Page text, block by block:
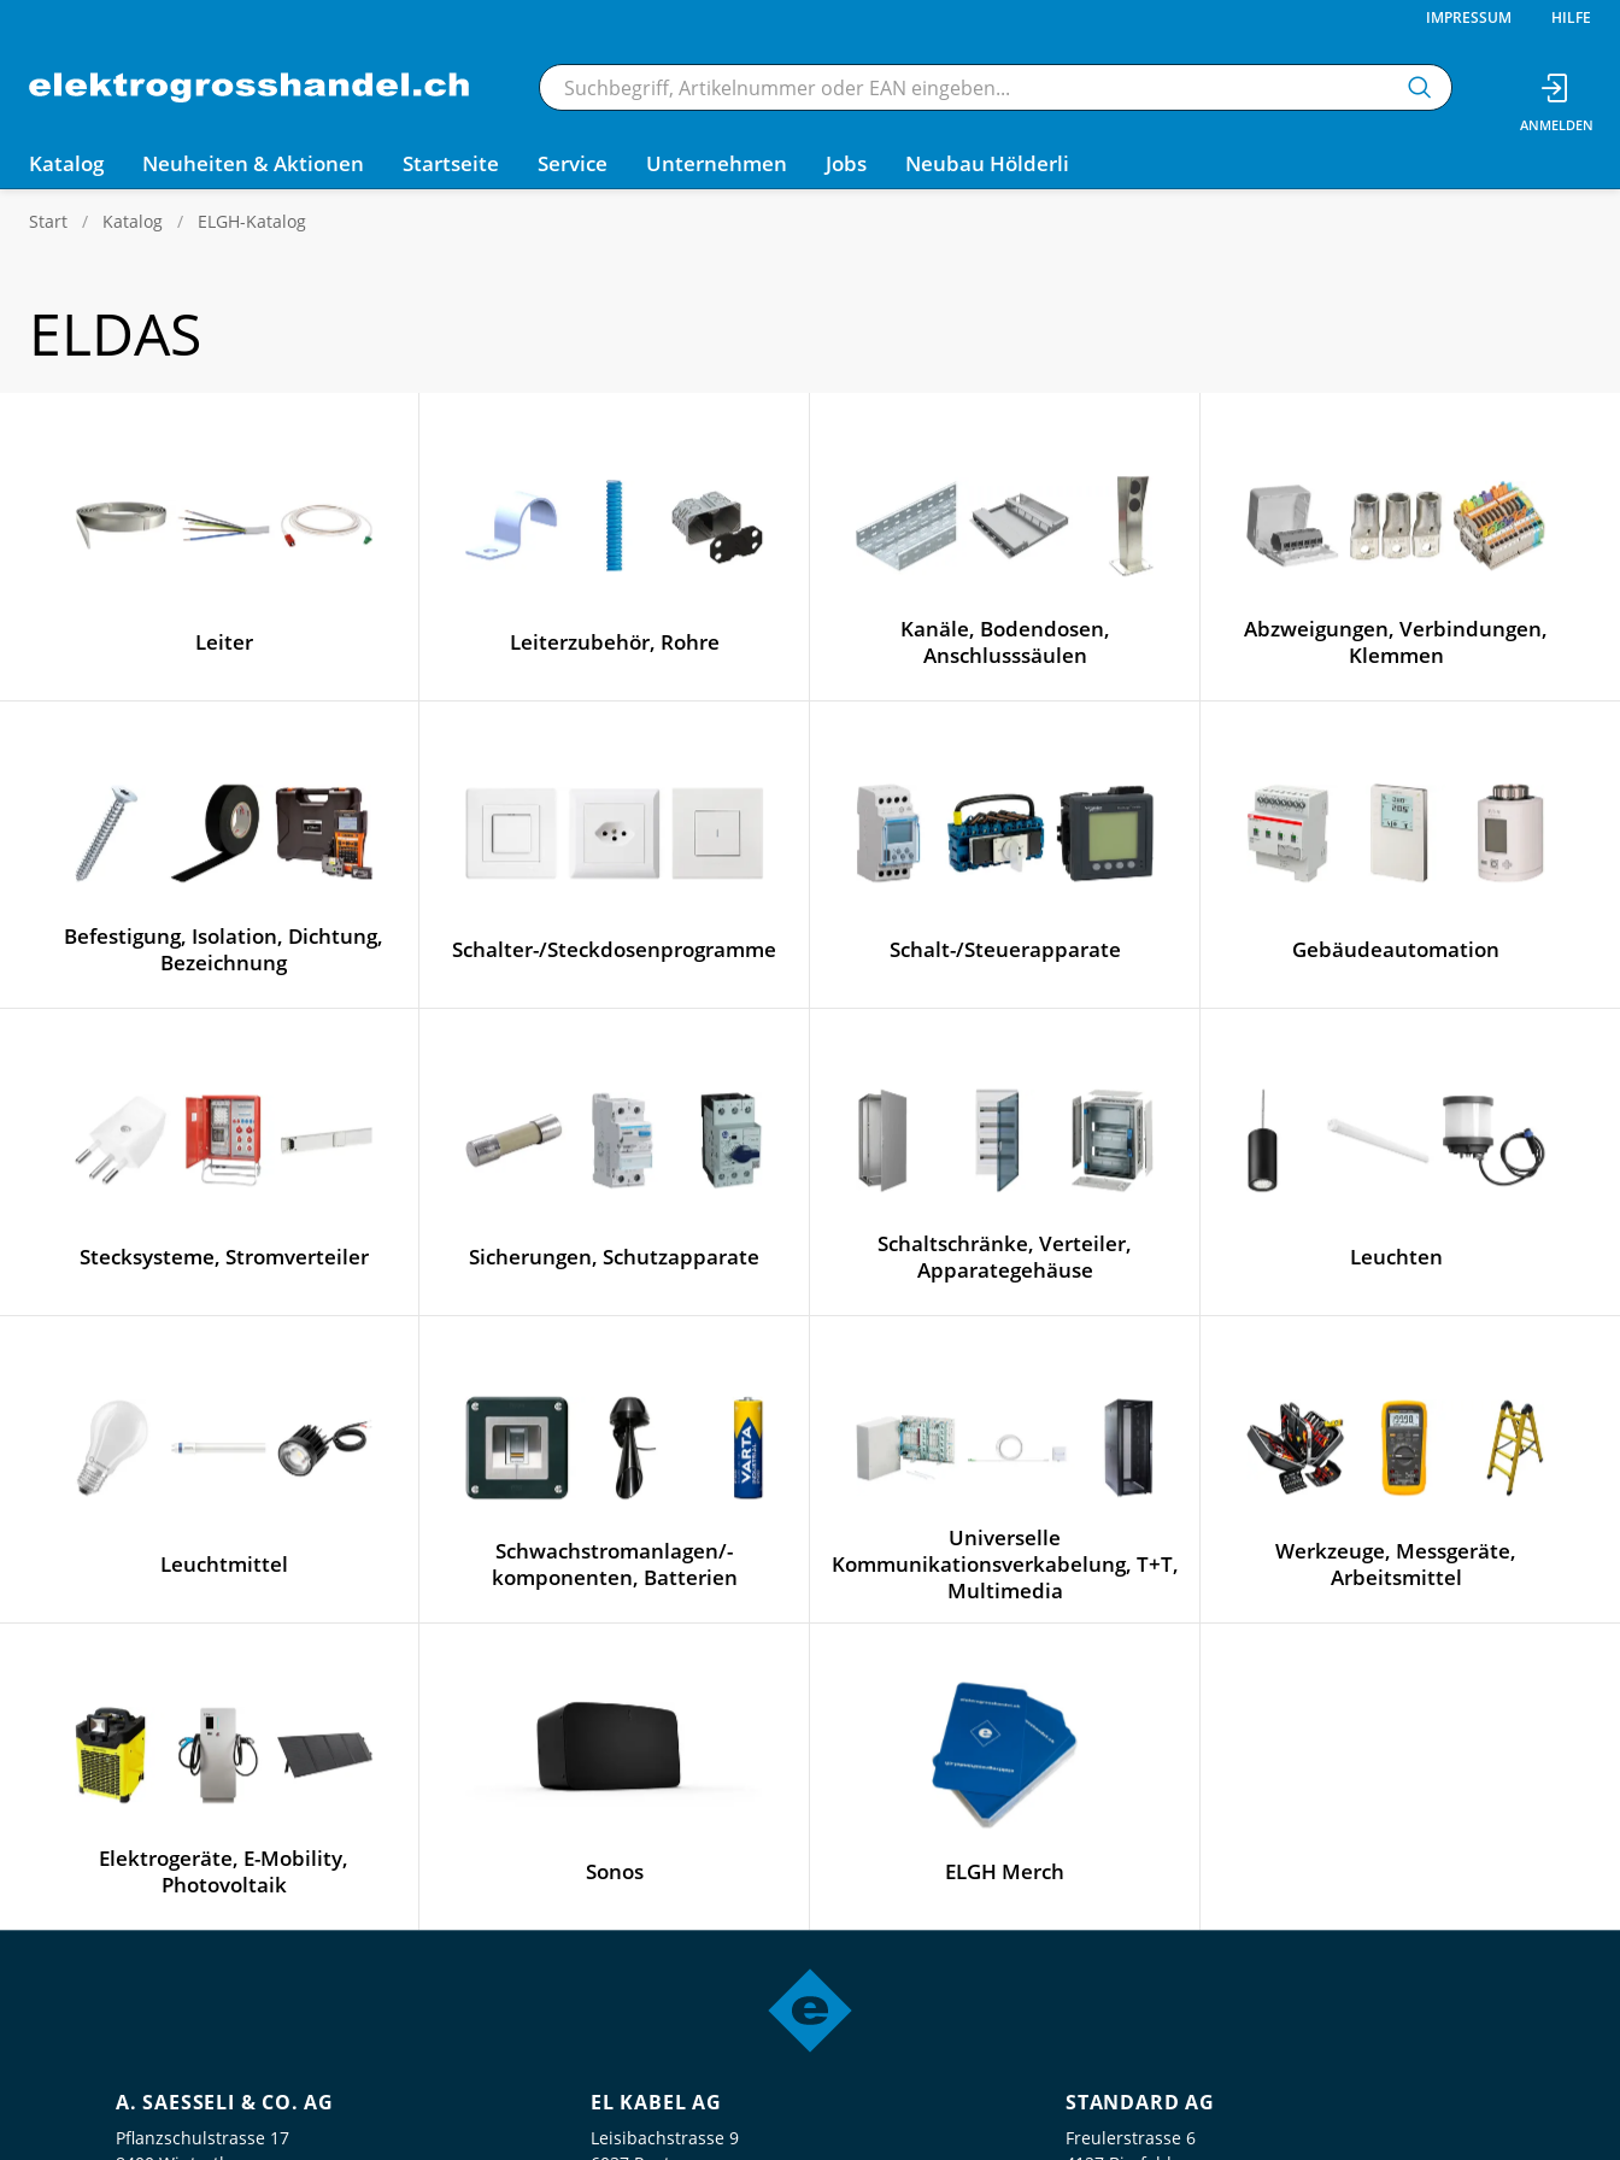
IMPRESSUM HILFE
Katalog Neuheiten & Aktionen Startseite Service Unternehmen Jobs Neubau Hölderli
Start Katalog ELGH-Katalog
ELDAS
Leiter Leiterzubehör, Rohre
Kanäle, Bodendosen,
Anschlusssäulen
Abzweigungen, Verbindungen,
Klemmen
Befestigung, Isolation, Dichtung,
Bezeichnung
Schalter-/Steckdosenprogramme Schalt-/Steuerapparate Gebäudeautomation
Stecksysteme, Stromverteiler Sicherungen, Schutzapparate
Schaltschränke, Verteiler,
Apparategehäuse
Leuchten
Leuchtmittel
Schwachstromanlagen/-
komponenten, Batterien
Universelle
Kommunikationsverkabelung, T+T,
Multimedia
Werkzeuge, Messgeräte,
Arbeitsmittel
Elektrogeräte, E-Mobility,
Photovoltaik
Sonos ELGH Merch
A. SAESSELI & CO. AG
Pflanzschulstrasse 17
EL KABEL AG
Leisibachstrasse 9
STANDARD AG
Freulerstrasse 6